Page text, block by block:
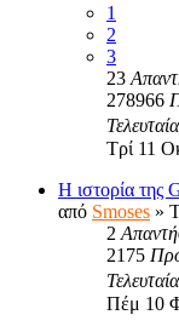
1
2
3
23
278966
Τρί 11
Η ιστορία της
από Smoses »
2
2175
Πέμ 10